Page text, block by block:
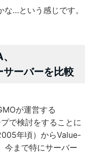
な…という感じです。
サーバーを比較
が運営する
で検討をすることに
年頃）からValue-
今まで特にサーバー